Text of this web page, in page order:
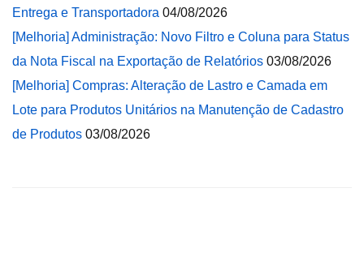
Entrega e Transportadora 04/08/2026
[Melhoria] Administração: Novo Filtro e Coluna para Status
da Nota Fiscal na Exportação de Relatórios 03/08/2026
[Melhoria] Compras: Alteração de Lastro e Camada em
Lote para Produtos Unitários na Manutenção de Cadastro
de Produtos 03/08/2026